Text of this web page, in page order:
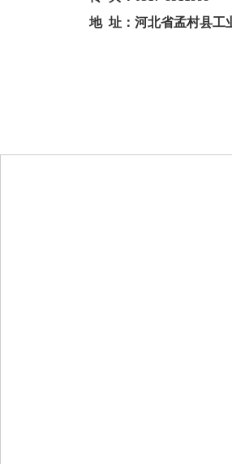
地 址：河北省孟村县